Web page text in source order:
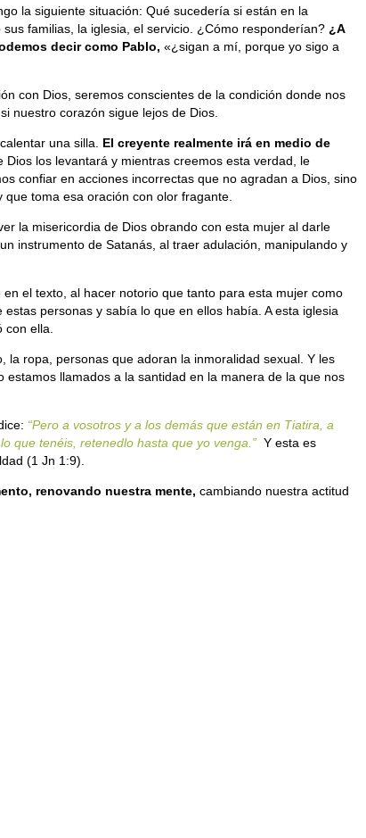
la siguiente situación: Qué sucedería si están en la
familias, la iglesia, el servicio. ¿Cómo responderían? ¿A
decir como Pablo, «¿sigan a mí, porque yo sigo a
con Dios, seremos conscientes de la condición donde nos
nuestro corazón sigue lejos de Dios.
una silla. El creyente realmente irá en medio de
los levantará y mientras creemos esta verdad, le
confiar en acciones incorrectas que no agradan a Dios, sino
toma esa oración con olor fragante.
la misericordia de Dios obrando con esta mujer al darle
instrumento de Satanás, al traer adulación, manipulando y
en el texto, al hacer notorio que tanto para esta mujer como
personas y sabía lo que en ellos había. A esta iglesia
ella.
ropa, personas que adoran la inmoralidad sexual. Y les
llamados a la santidad en la manera de la que nos
“Pero a vosotros y a los demás que están en Tiatira, a
que tenéis, retenedlo hasta que yo venga.” Y esta es
(1 Jn 1:9).
renovando nuestra mente, cambiando nuestra actitud